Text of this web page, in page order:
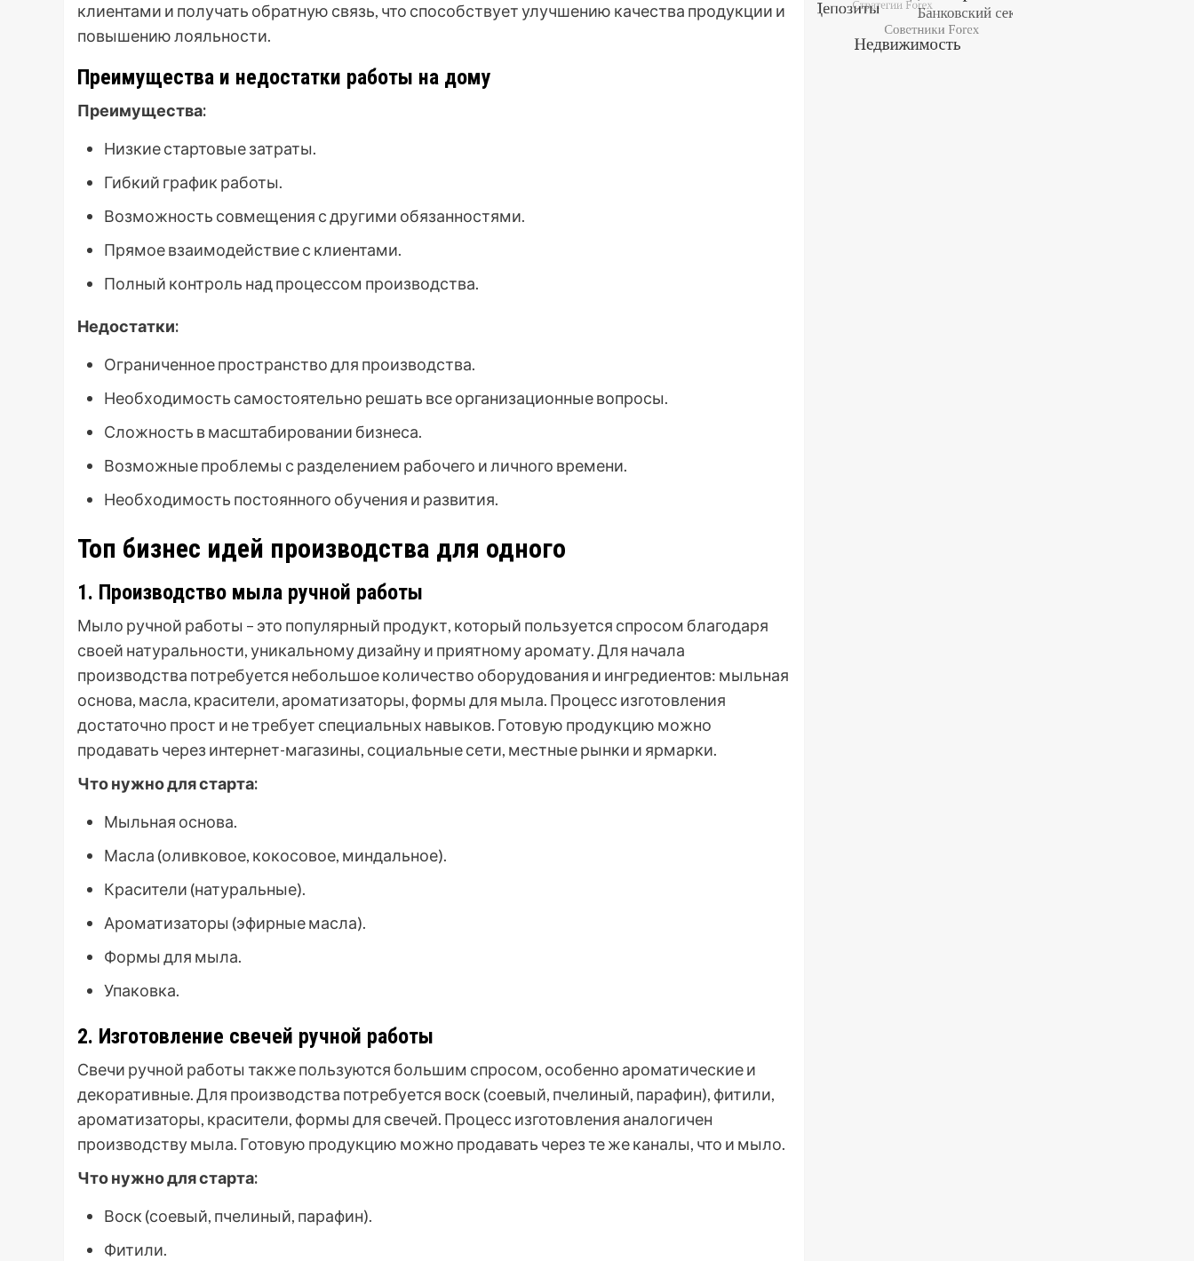
клиентами и получать обратную связь, что способствует улучшению качества продукции и
повышению лояльности.
Преимущества и недостатки работы на дому
Преимущества:
Низкие стартовые затраты.
Гибкий график работы.
Возможность совмещения с другими обязанностями.
Прямое взаимодействие с клиентами.
Полный контроль над процессом производства.
Недостатки:
Ограниченное пространство для производства.
Необходимость самостоятельно решать все организационные вопросы.
Сложность в масштабировании бизнеса.
Возможные проблемы с разделением рабочего и личного времени.
Необходимость постоянного обучения и развития.
Топ бизнес идей производства для одного
1. Производство мыла ручной работы
Мыло ручной работы – это популярный продукт, который пользуется спросом благодаря
своей натуральности, уникальному дизайну и приятному аромату. Для начала
производства потребуется небольшое количество оборудования и ингредиентов: мыльная
основа, масла, красители, ароматизаторы, формы для мыла. Процесс изготовления
достаточно прост и не требует специальных навыков. Готовую продукцию можно
продавать через интернет-магазины, социальные сети, местные рынки и ярмарки.
Что нужно для старта:
Мыльная основа.
Масла (оливковое, кокосовое, миндальное).
Красители (натуральные).
Ароматизаторы (эфирные масла).
Формы для мыла.
Упаковка.
2. Изготовление свечей ручной работы
Свечи ручной работы также пользуются большим спросом, особенно ароматические и
декоративные. Для производства потребуется воск (соевый, пчелиный, парафин), фитили,
ароматизаторы, красители, формы для свечей. Процесс изготовления аналогичен
производству мыла. Готовую продукцию можно продавать через те же каналы, что и мыло.
Что нужно для старта:
Воск (соевый, пчелиный, парафин).
Фитили.